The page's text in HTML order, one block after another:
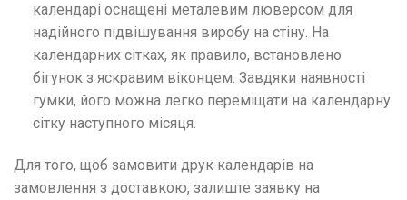
календарі оснащені металевим люверсом для
надійного підвішування виробу на стіну. На
календарних сітках, як правило, встановлено
бігунок з яскравим віконцем. Завдяки наявності
гумки, його можна легко переміщати на календарну
сітку наступного місяця.
Для того, щоб замовити друк календарів на
замовлення з доставкою, залиште заявку на